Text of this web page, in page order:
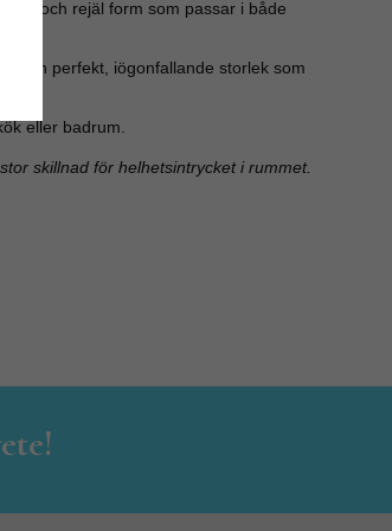
och rejäl form som passar i både
– en perfekt, iögonfallande storlek som
eller badrum.
skillnad för helhetsintrycket i rummet.